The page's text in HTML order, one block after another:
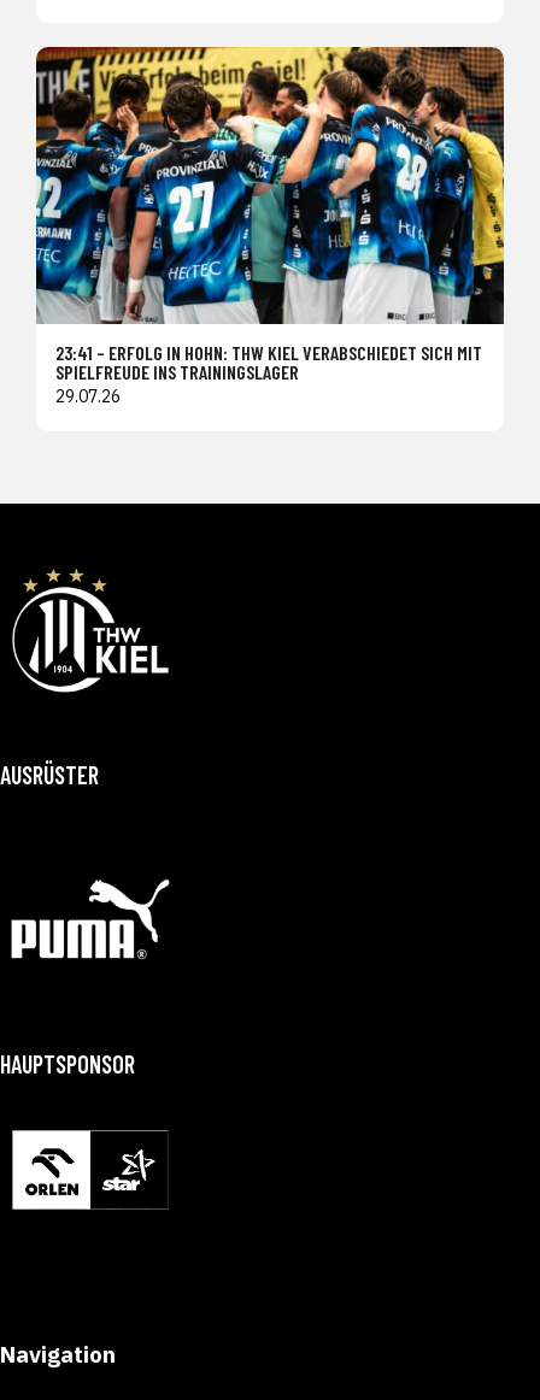
23:41 – ERFOLG IN HOHN: THW KIEL VERABSCHIEDET SICH MIT
SPIELFREUDE INS TRAININGSLAGER
29.07.26
AUSRÜSTER
HAUPTSPONSOR
Navigation